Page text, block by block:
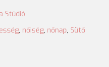
Stúdió
, nőiség, nőnap, Sütő